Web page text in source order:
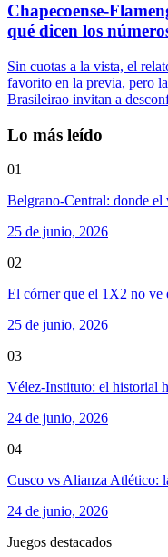
Chapecoense-
qué dicen los
Sin cuotas a la vista, el
favorito en la previa, pero
Brasileirao invitan a
Lo más leído
01
Belgrano-Central: donde el
25 de junio, 2026
02
El córner que el 1X2 no
25 de junio, 2026
03
Vélez-Instituto: el historial
24 de junio, 2026
04
Cusco vs Alianza Atlético:
24 de junio, 2026
Juegos destacados